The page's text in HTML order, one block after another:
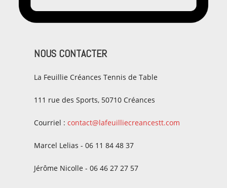
NOUS CONTACTER
La Feuillie Créances Tennis de Table
111 rue des Sports, 50710 Créances
Courriel :contact@lafeuilliecreancestt.com
Marcel Lelias - 06 11 84 48 37
Jérôme Nicolle - 06 46 27 27 57